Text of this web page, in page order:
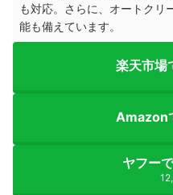
も対応。さらに、オートクリ
能も備えています。
楽天市場
Amazon
ヤフー